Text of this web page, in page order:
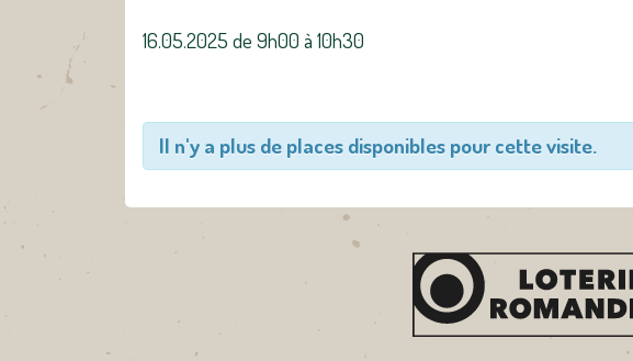
16.05.2025 de 9h00 à 10h30
Il n'y a plus de places disponibles pour cette visite.